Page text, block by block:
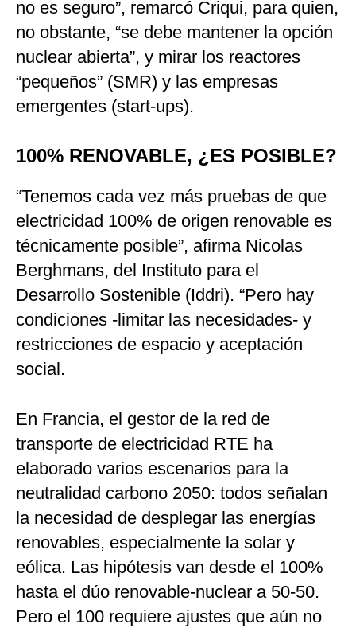
no es seguro”, remarcó Criqui, para quien,
no obstante, “se debe mantener la opción
nuclear abierta”, y mirar los reactores
“pequeños” (SMR) y las empresas
emergentes (start-ups).
100% RENOVABLE, ¿ES POSIBLE?
“Tenemos cada vez más pruebas de que
electricidad 100% de origen renovable es
técnicamente posible”, afirma Nicolas
Berghmans, del Instituto para el
Desarrollo Sostenible (Iddri). “Pero hay
condiciones -limitar las necesidades- y
restricciones de espacio y aceptación
social.
En Francia, el gestor de la red de
transporte de electricidad RTE ha
elaborado varios escenarios para la
neutralidad carbono 2050: todos señalan
la necesidad de desplegar las energías
renovables, especialmente la solar y
eólica. Las hipótesis van desde el 100%
hasta el dúo renovable-nuclear a 50-50.
Pero el 100 requiere ajustes que aún no